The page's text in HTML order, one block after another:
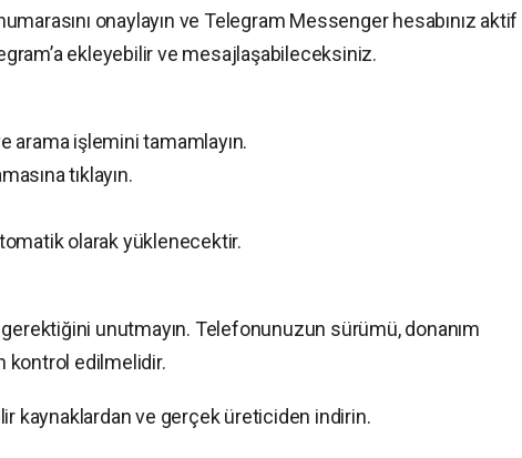
onaylayın ve Telegram Messenger hesabınız aktif
ekleyebilir ve mesajlaşabileceksiniz.
arama işlemini tamamlayın.
tıklayın.
olarak yüklenecektir.
unutmayın. Telefonunuzun sürümü, donanım
kontrol edilmelidir.
kaynaklardan ve gerçek üreticiden indirin.